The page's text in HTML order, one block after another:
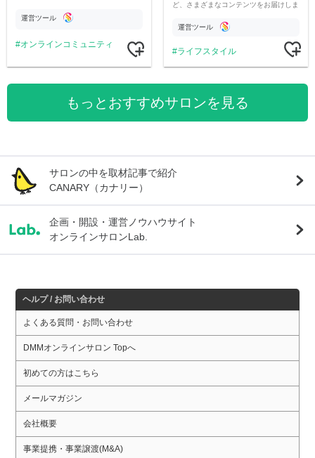
公開。
運営ツール
オンラインコミュニティ
ど、さまざまなコンテンツをお届けしま
運営ツール
ライフスタイル
もっとおすすめサロンを見る
サロンの中を取材記事で紹介
CANARY（カナリー）
企画・開設・運営ノウハウサイト
オンラインサロンLab.
ヘルプ / お問い合わせ
よくある質問・お問い合わせ
DMMオンラインサロン Topへ
初めての方はこちら
メールマガジン
会社概要
事業提携・事業譲渡(M&A)